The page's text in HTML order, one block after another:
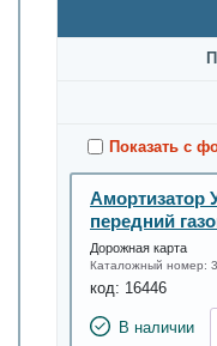
Показать с
Амортизатор
передний
Дорожная карта
Каталожный номер:
код: 16446
В наличии